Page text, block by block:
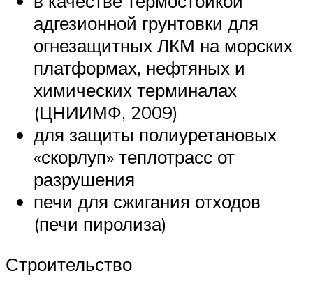
адгезионной грунтовки для
огнезащитных ЛКМ на морских
платформах, нефтяных и
химических терминалах
(ЦНИИМФ, 2009)
для защиты полиуретановых
«скорлуп» теплотрасс от
разрушения
печи для сжигания отходов
(печи пиролиза)
Строительство